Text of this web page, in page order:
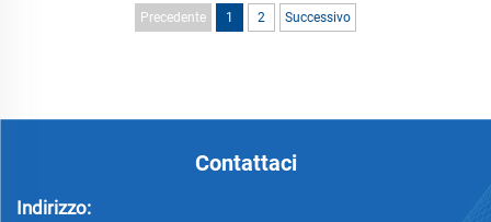
Precedente 1 2 Successivo
Contattaci
Indirizzo: